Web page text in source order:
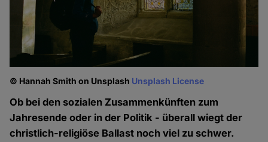
© Hannah Smith on Unsplash Unsplash License
Ob bei den sozialen Zusammenkünften zum
Jahresende oder in der Politik - überall wiegt der
christlich-religiöse Ballast noch viel zu schwer.